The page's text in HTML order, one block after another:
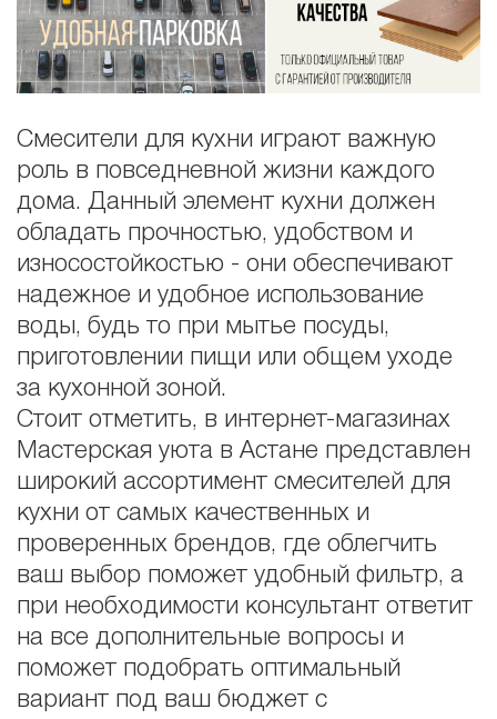
Смесители для кухни играют важную
роль в повседневной жизни каждого
дома. Данный элемент кухни должен
обладать прочностью, удобством и
износостойкостью - они обеспечивают
надежное и удобное использование
воды, будь то при мытье посуды,
приготовлении пищи или общем уходе
за кухонной зоной.
Стоит отметить, в интернет-магазинах
Мастерская уюта в Астане представлен
широкий ассортимент смесителей для
кухни от самых качественных и
проверенных брендов, где облегчить
ваш выбор поможет удобный фильтр, а
при необходимости консультант ответит
на все дополнительные вопросы и
поможет подобрать оптимальный
вариант под ваш бюджет с